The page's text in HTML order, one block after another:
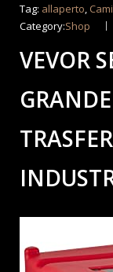
Tag: allaperto
Category:Shop
VEVOR